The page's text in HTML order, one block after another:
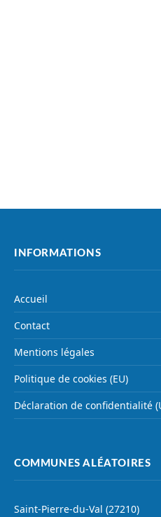
INFORMATIONS
Accueil
Contact
Mentions légales
Politique de cookies (EU)
Déclaration de confidentialité
COMMUNES ALÉATOIRES
Saint-Pierre-du-Val (27210)